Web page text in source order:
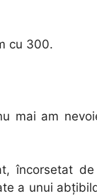
cu 300.
mai am
încorsetat
a unui